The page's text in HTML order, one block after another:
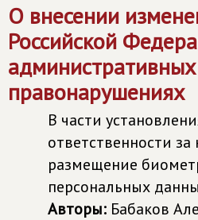
О внесении
Российской
административных
правонарушениях
В части
ответственности за
размещение
персональных
Авторы: Бабаков